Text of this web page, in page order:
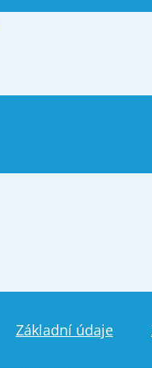
Základní údaje